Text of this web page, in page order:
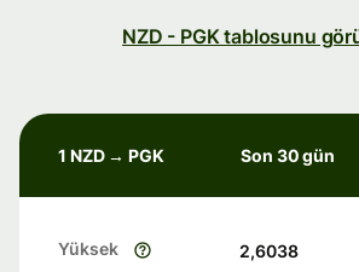
NZD - PGK tablosunu
1 NZD → PGK Son 30 gün
Yüksek 2,6038